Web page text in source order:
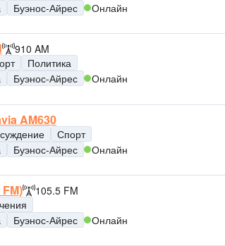
Буэнос-Айрес Онлайн
910 AM
Политика
Буэнос-Айрес Онлайн
AM630
Спорт
Буэнос-Айрес Онлайн
105.5 FM
Буэнос-Айрес Онлайн